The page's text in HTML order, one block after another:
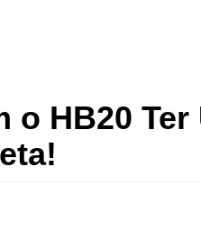
o HB20 Ter